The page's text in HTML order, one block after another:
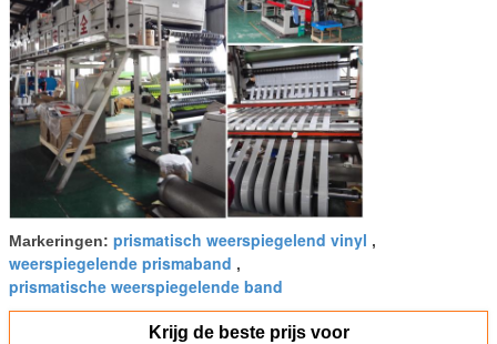
Markeringen: prismatisch weerspiegelend vinyl ,
weerspiegelende prismaband ,
prismatische weerspiegelende band
Krijg de beste prijs voor